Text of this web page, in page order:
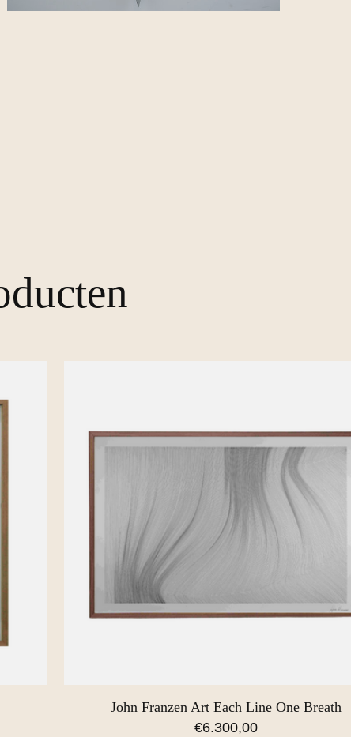
John Franzen Art Each Line One Breath
€6.300,00